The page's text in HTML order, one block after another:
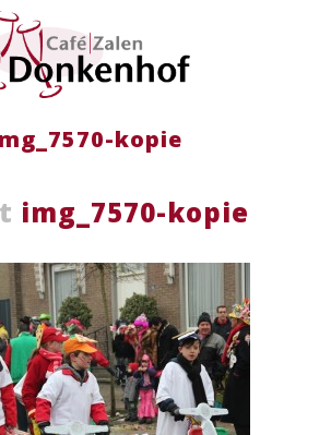
kopie
img_7570-kopie